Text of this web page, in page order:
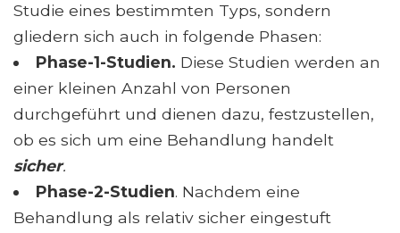
Studie eines bestimmten Typs, sondern
gliedern sich auch in folgende Phasen:
Phase-1-Studien. Diese Studien werden an
einer kleinen Anzahl von Personen
durchgeführt und dienen dazu, festzustellen,
ob es sich um eine Behandlung handelt
sicher.
Phase-2-Studien. Nachdem eine
Behandlung als relativ sicher eingestuft